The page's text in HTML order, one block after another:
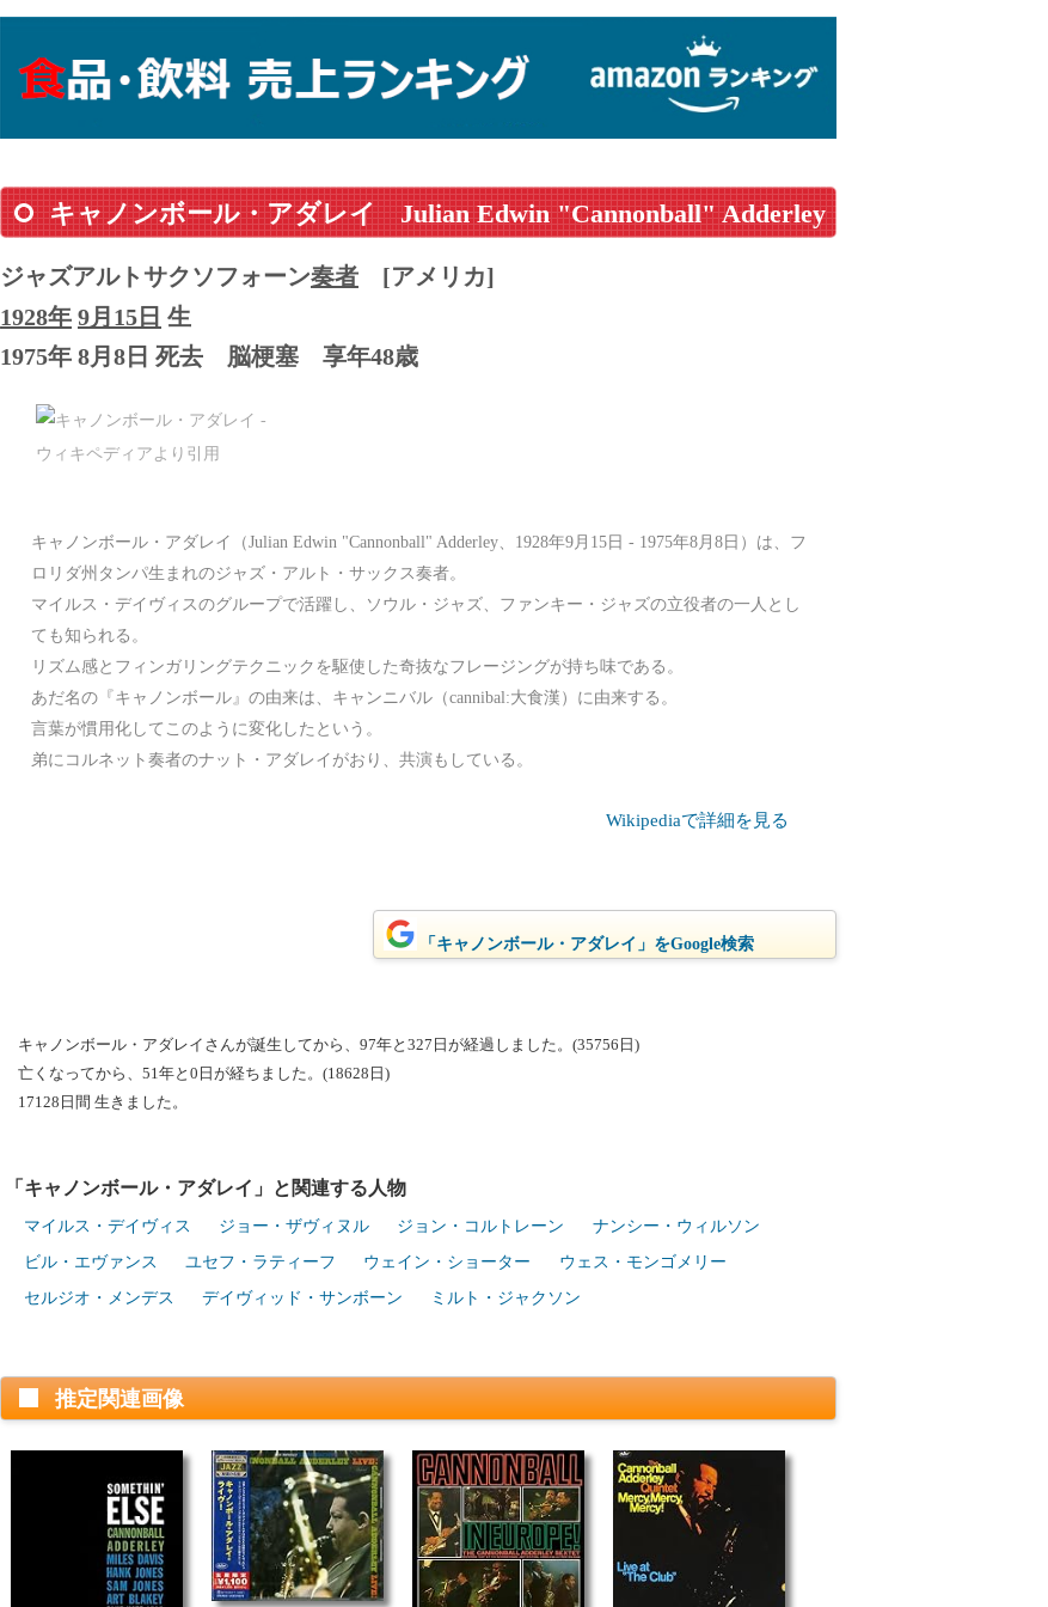
キャノンボール・アダレイ Julian Edwin "Cannonball" Adderley
ジャズアルトサクソフォーン奏者
[アメリカ]
1928年 9月15日 生
1975年 8月8日 死去
脳梗塞 享年48歳
キャノンボール・アダレイ（Julian Edwin "Cannonball" Adderley、1928年9月15日 - 1975年8月8日）は、フ
ロリダ州タンパ生まれのジャズ・アルト・サックス奏者。
マイルス・デイヴィスのグループで活躍し、ソウル・ジャズ、ファンキー・ジャズの立役者の一人とし
ても知られる。
リズム感とフィンガリングテクニックを駆使した奇抜なフレージングが持ち味である。
あだ名の『キャノンボール』の由来は、キャンニバル（cannibal:大食漢）に由来する。
言葉が慣用化してこのように変化したという。
弟にコルネット奏者のナット・アダレイがおり、共演もしている。
Wikipediaで詳細を見る
「キャノンボール・アダレイ」をGoogle検索
キャノンボール・アダレイさんが誕生してから、97年と327日が経過しました。(35756日)
亡くなってから、51年と0日が経ちました。(18628日)
17128日間 生きました。
「キャノンボール・アダレイ」と関連する人物
マイルス・デイヴィス ジョー・ザヴィヌル ジョン・コルトレーン
ナンシー・ウィルソン
ビル・エヴァンス
ユセフ・ラティーフ ウェイン・ショーター
ウェス・モンゴメリー
セルジオ・メンデス
デイヴィッド・サンボーン ミルト・ジャクソン
推定関連画像